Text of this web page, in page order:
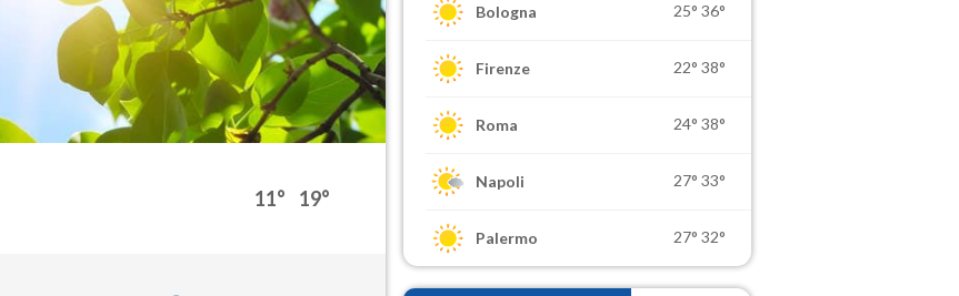
11° 19°
Bologna 25° 36°
Firenze 22° 38°
Roma 24° 38°
Napoli 27° 33°
Palermo 27° 32°